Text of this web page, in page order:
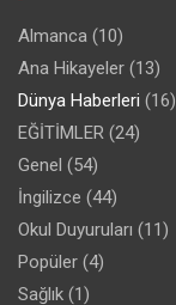
Almanca (10)
Ana Hikayeler (13)
Dünya Haberleri (16)
EĞİTİMLER (24)
Genel (54)
İngilizce (44)
Okul Duyuruları (11)
Popüler (4)
Sağlık (1)